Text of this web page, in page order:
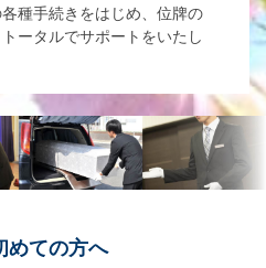
種手続きをはじめ、位牌の
ータルでサポートをいたし
めての方へ